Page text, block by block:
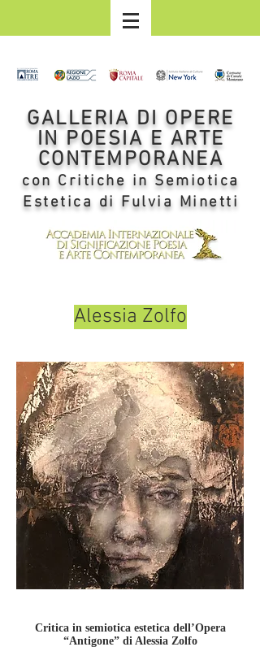
GALLERIA DI OPERE
IN POESIA E ARTE
CONTEMPORANEA
con Critiche in Semiotica
Estetica di Fulvia Minetti
Alessia Zolfo
Critica in semiotica estetica dell’Opera
“Antigone” di Alessia Zolfo